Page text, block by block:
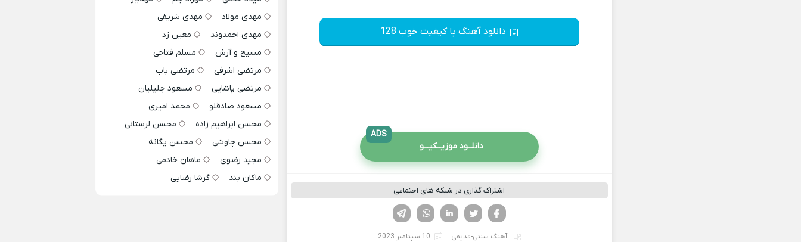
دانلود آهنگ با کیفیت خوب 128
دانلــود موزیــکیـــو
ADS
اشتراک گذاری در شبکه های اجتماعی
لینکدین تویتر
فیسوک
آهنگ سنتی-قدیمی 10 سپتامبر 2023
مهدی مولاد
مهدی شریفی
مهدی احمدوند
معین زد
مسیح و آرش
مسلم فتاحی
مرتضی اشرفی
مرتضی باب
مرتضی پاشایی
مسعود جلیلیان
مسعود صادقلو
محمد امیری
محسن ابراهیم زاده
محسن لرستانی
محسن چاوشی
محسن یگانه
مجید رضوی
ماهان خادمی
ماکان بند
گرشا رضایی